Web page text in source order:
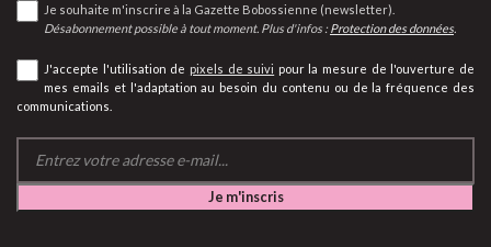
Je souhaite m'inscrire à la Gazette Bobossienne (newsletter).
Désabonnement possible à tout moment. Plus d'infos : Protection des données
J'accepte l'utilisation de pixels de suivi pour la mesure de l'ouverture de
mes emails et l'adaptation au besoin du contenu ou de la fréquence des
communications.